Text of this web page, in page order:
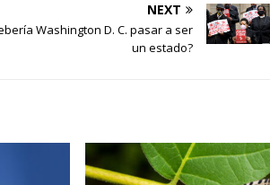
NEXT
Washington D. C. pasar a ser
un estado?